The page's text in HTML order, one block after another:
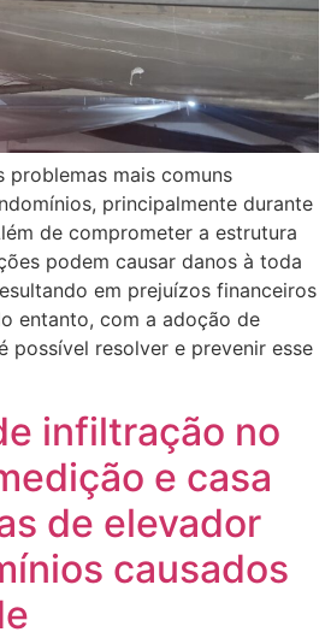
mais comuns
principalmente durante
de comprometer a estrutura
podem causar danos à toda
em prejuízos financeiros
entanto, com a adoção de
possível resolver e prevenir esse
infiltração no
e casa
de elevador
causados